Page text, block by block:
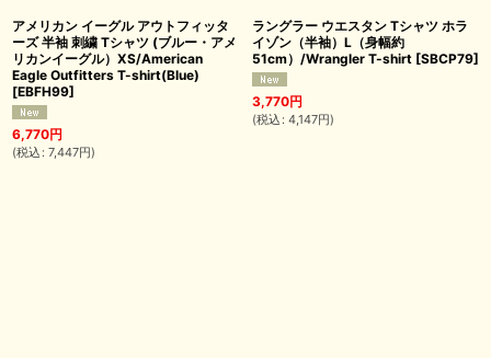
アメリカン イーグル アウトフィッタ
ーズ 半袖 刺繍 Tシャツ (ブルー・アメ
リカンイーグル）XS/American
Eagle Outfitters T-shirt(Blue)
[EBFH99]
6,770円
(税込 : 7,447円)
ラングラー ウエスタン Tシャツ ホラ
イゾン（半袖）L（身幅約
51cm）/Wrangler T-shirt [SBCP79]
3,770円
(税込 : 4,147円)